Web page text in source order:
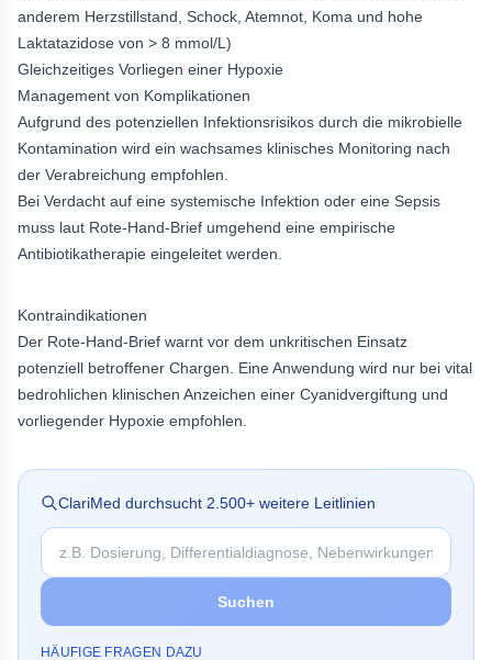
anderem Herzstillstand, Schock, Atemnot, Koma und hohe
Laktatazidose von > 8 mmol/L)
Gleichzeitiges Vorliegen einer Hypoxie
Management von Komplikationen
Aufgrund des potenziellen Infektionsrisikos durch die mikrobielle
Kontamination wird ein wachsames klinisches Monitoring nach
der Verabreichung empfohlen.
Bei Verdacht auf eine systemische Infektion oder eine Sepsis
muss laut Rote-Hand-Brief umgehend eine empirische
Antibiotikatherapie eingeleitet werden.
Kontraindikationen
Der Rote-Hand-Brief warnt vor dem unkritischen Einsatz
potenziell betroffener Chargen. Eine Anwendung wird nur bei vital
bedrohlichen klinischen Anzeichen einer Cyanidvergiftung und
vorliegender Hypoxie empfohlen.
ClariMed durchsucht 2.500+ weitere Leitlinien
Suchen
HÄUFIGE FRAGEN DAZU